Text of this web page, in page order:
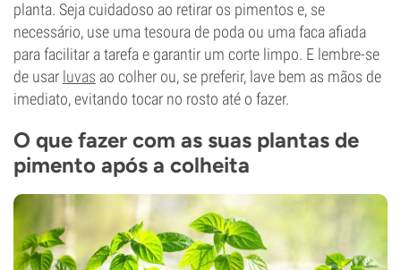
planta. Seja cuidadoso ao retirar os pimentos e, se
necessário, use uma tesoura de poda ou uma faca afiada
para facilitar a tarefa e garantir um corte limpo. E lembre-se
de usar luvas ao colher ou, se preferir, lave bem as mãos de
imediato, evitando tocar no rosto até o fazer.
O que fazer com as suas plantas de
pimento após a colheita